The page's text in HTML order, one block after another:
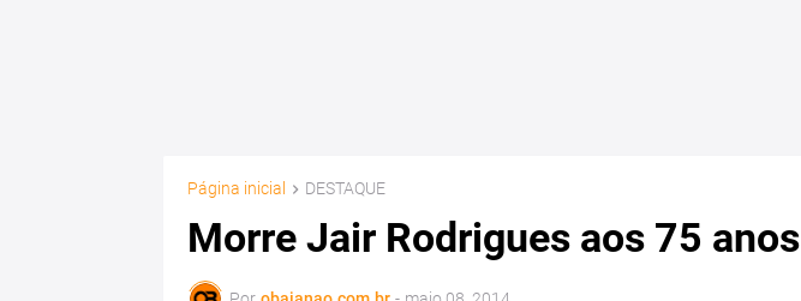
Página inicial DESTAQUE
Morre Jair Rodrigues aos 75 anos